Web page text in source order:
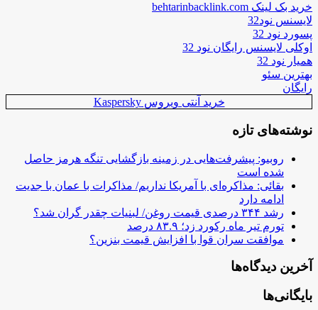
خرید بک لینک behtarinbacklink.com
لایسنس نود32
پسورد نود 32
اوکلی لایسنس رایگان نود 32
همیار نود 32
بهترین سئو
رایگان
خرید آنتی ویروس Kaspersky
نوشته‌های تازه
روبیو: پیشرفت‌هایی در زمینه بازگشایی تنگه هرمز حاصل
شده است
بقائی: مذاکره‌ای با آمریکا نداریم/ مذاکرات با عمان با جدیت
ادامه دارد
رشد ۳۴۴ درصدی قیمت روغن/ لبنیات چقدر گران شد؟
تورم تیر ماه رکورد زد؛ ۸۳.۹ درصد
موافقت سران قوا با افزایش قیمت بنزین؟
آخرین دیدگاه‌ها
بایگانی‌ها